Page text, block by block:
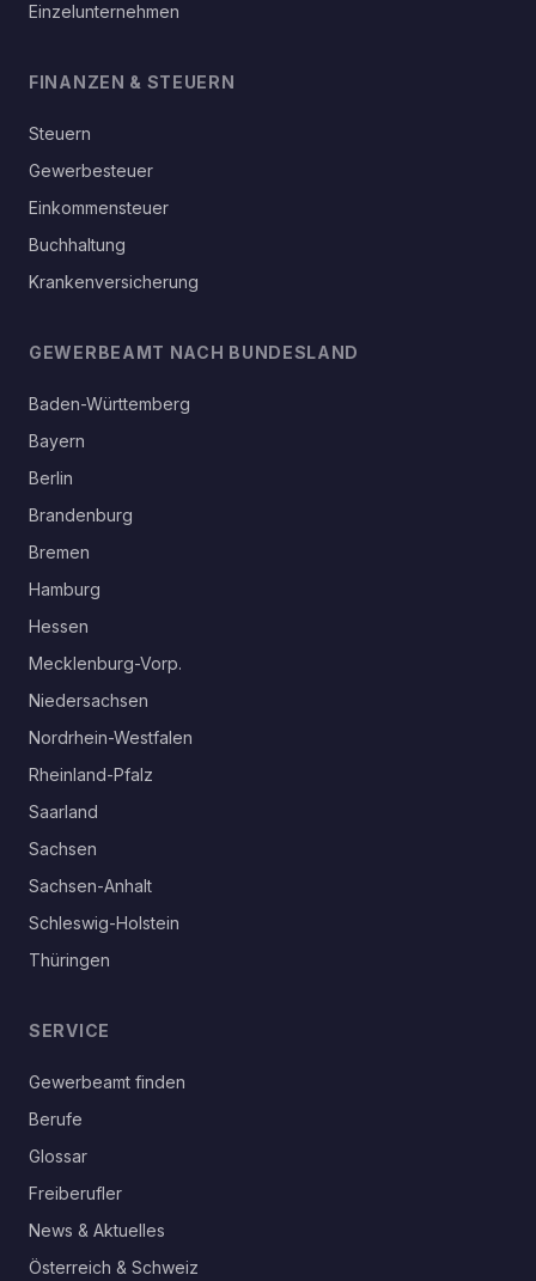
Einzelunternehmen
FINANZEN & STEUERN
Steuern
Gewerbesteuer
Einkommensteuer
Buchhaltung
Krankenversicherung
GEWERBEAMT NACH BUNDESLAND
Baden-Württemberg
Bayern
Berlin
Brandenburg
Bremen
Hamburg
Hessen
Mecklenburg-Vorp.
Niedersachsen
Nordrhein-Westfalen
Rheinland-Pfalz
Saarland
Sachsen
Sachsen-Anhalt
Schleswig-Holstein
Thüringen
SERVICE
Gewerbeamt finden
Berufe
Glossar
Freiberufler
News & Aktuelles
Österreich & Schweiz